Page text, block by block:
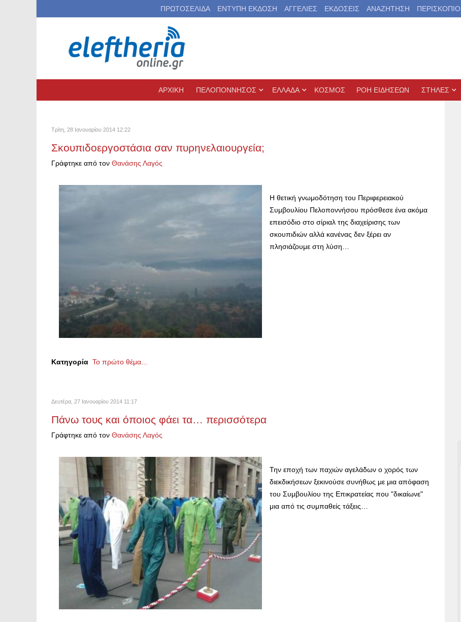
ΠΡΩΤΟΣΕΛΙΔΑ ΕΝΤΥΠΗ ΕΚΔΟΣΗ ΑΓΓΕΛΙΕΣ ΕΚΔΟΣΕΙΣ ΑΝΑΖΗΤΗΣΗ ΠΕΡΙΣΚΟΠΙΟ
ΑΡΧΙΚΗ ΠΕΛΟΠΟΝΝΗΣΟΣ ΕΛΛΑΔΑ ΚΟΣΜΟΣ ΡΟΗ ΕΙΔΗΣΕΩΝ ΣΤΗΛΕΣ
Τρίτη, 28 Ιανουαρίου 2014 12:22
Σκουπιδοεργοστάσια σαν πυρηνελαιουργεία;
Γράφτηκε από τον Θανάσης Λαγός
Η θετική γνωμοδότηση του Περιφερειακού
Συμβουλίου Πελοποννήσου πρόσθεσε ένα ακόμα
επεισόδιο στο σίριαλ της διαχείρισης των
σκουπιδιών αλλά κανένας δεν ξέρει αν
πλησιάζουμε στη λύση…
Κατηγορία Το πρώτο θέμα...
Δευτέρα, 27 Ιανουαρίου 2014 11:17
Πάνω τους και όποιος φάει τα… περισσότερα
Γράφτηκε από τον Θανάσης Λαγός
Την εποχή των παχιών αγελάδων ο χορός των
διεκδικήσεων ξεκινούσε συνήθως με μια απόφαση
του Συμβουλίου της Επικρατείας που "δικαίωνε"
μια από τις συμπαθείς τάξεις…